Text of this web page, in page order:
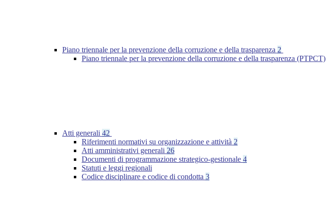
Piano triennale per la prevenzione della corruzione e della trasparenza 2
Piano triennale per la prevenzione della corruzione e della trasparenza (PTPCT)
Atti generali 42
Riferimenti normativi su organizzazione e attività 2
Atti amministrativi generali 26
Documenti di programmazione strategico-gestionale 4
Statuti e leggi regionali
Codice disciplinare e codice di condotta 3